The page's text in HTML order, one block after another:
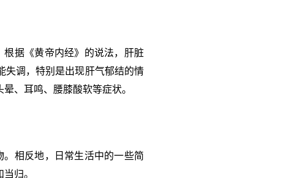
据《黄帝内经》的说法，肝脏
失调，特别是出现肝气郁结的情
、耳鸣、腰膝酸软等症状。
相反地，日常生活中的一些简
归。